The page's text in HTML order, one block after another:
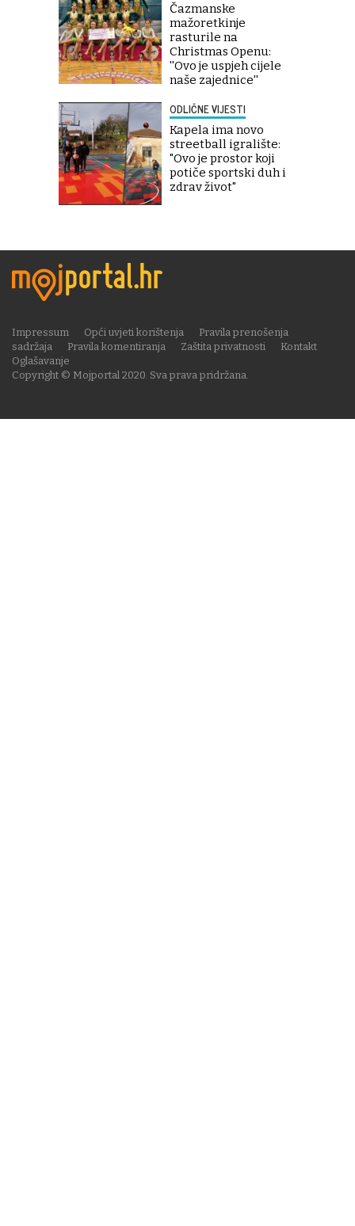
Čazmanske
mažoretkinje
rasturile na
Christmas Openu:
''Ovo je uspjeh cijele
naše zajednice''
ODLIČNE VIJESTI
Kapela ima novo
streetball igralište:
"Ovo je prostor koji
potiče sportski duh i
zdrav život"
Copyright © Mojportal 2020. Sva prava pridržana.
Impressum Opći uvjeti korištenja
Pravila prenošenja
sadržaja
Pravila komentiranja Zaštita privatnosti
Kontakt
Oglašavanje